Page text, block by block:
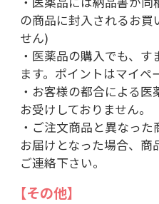
の商品に封入されるお買
せん)
・医薬品の購入でも、
ます。ポイントはマイペ
・お客様の都合による
お受けしておりません。
・ご注文商品と異なっ
お届けとなった場合、商
ご連絡下さい。
【その他】